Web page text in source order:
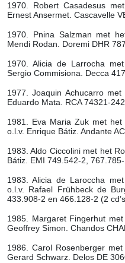
1970. Robert Casadesus
Ernest Ansermet. Cascavelle
1970. Pnina Salzman met
Mendi Rodan. Doremi DHR
1970. Alicia de Larrocha
Sergio Commisiona. Decca
1977. Joaquin Achucarro
Eduardo Mata. RCA 74321-
1981. Eva Maria Zuk met
o.l.v. Enrique Bátiz. Andante
1983. Aldo Ciccolini met het
Bátiz. EMI 749.542-2, 767.785-
1983. Alicia de Laroccha
o.l.v. Rafael Frühbeck de
433.908-2 en 466.128-2 (2
1985. Margaret Fingerhut
Geoffrey Simon. Chandos
1986. Carol Rosenberger
Gerard Schwarz. Delos DE